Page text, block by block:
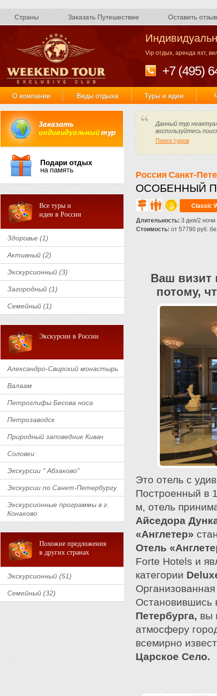
Страны Заказать Путешествие Оставить отзыв
Vip отдых, аренда яхт,
+7 (495)
О компании Виды отдыха Туры и идеи
Подари отдых
на память
Все туры и
идеи в России
Здоровье (1)
Активный (2)
Экскурсионный (3)
Загородный (1)
Семейный (1)
Экскурсии в России
Александро-Свирский монастырь
Валаам
Петроглифы Бесова носа
Петрозаводск
Природный заповедник Кивач
Соловки
Экскурсии " Абзаково"
Экскурсии по Санкт-Петербургу
Экскурсионные программы в г.
Конаково
Похожие предложения
в других странах
Экскурсионный (51)
Семейный (32)
Данный тур
воспользуйтесь
Поиск туров
Россия Санкт-
ОСОБЕННЫЙ
Classic
Длительность: 3 дня/2 ночи
Стоимость: от 57790 руб.
Ваш визит
потому,
Это отель с
Построенный в
м, отель
Айседора
«Англетер»
Отель
Forte Hotels и
категории
Остановившись
Петербурга, вы
атмосферу
всемирно
Царское Село.